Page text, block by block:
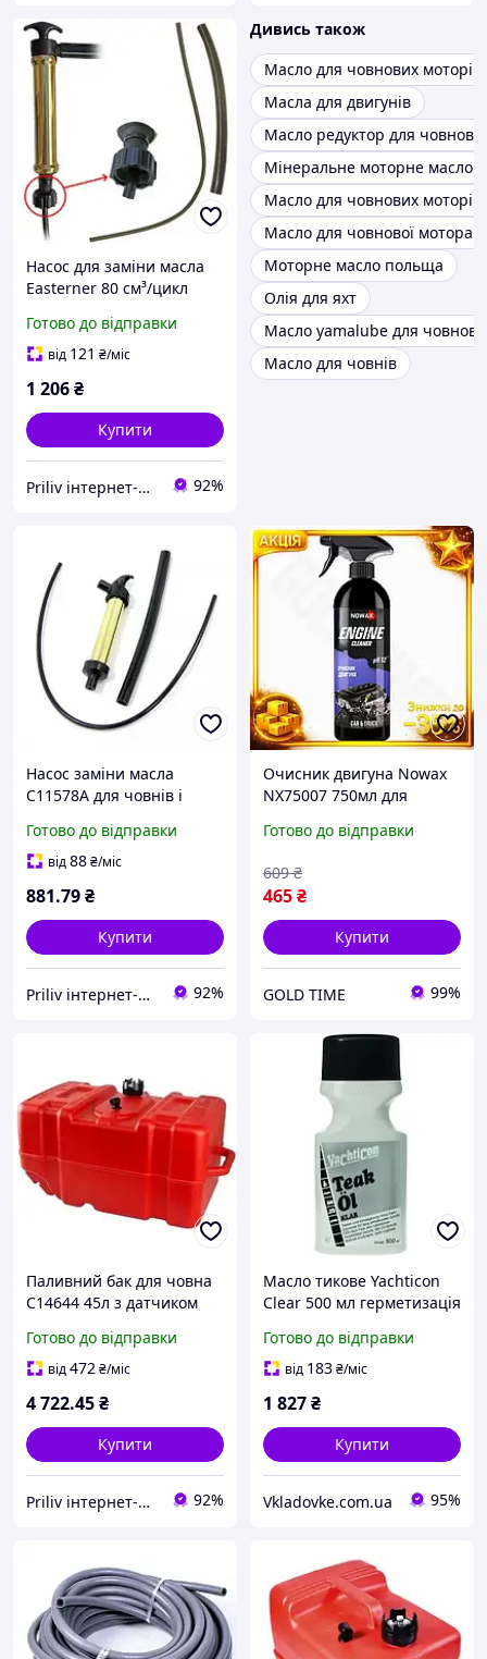
Насос для заміни масла
Easterner 80 см³/цикл
і катерів 203 мм з
адаптером та шлангами
Готово до відправки
від 121 ₴/міс
1 206₴
Купити
Priliv інтернет-магазин 92%
Дивись також
Масло для човнових моторів
Масла для двигунів
Масло редуктор для
Мінеральне моторне масло
Масло для човнових моторів
Масло для човнової мотора
Моторне масло польща
Олія для яхт
Масло yamalube для
Масло для човнів
Насос заміни масла
C11578A для човнів і
надійний легка заміна
масла сумісний з усіма
Готово до відправки
від88₴/міс
881.79₴
Купити
Priliv інтернет-магазин 92%
Очисник двигуна Nowax
NX75007 750мл для
катерів очищення від олії
Готово до відправки
465₴
609 ₴
Купити
GOLD TIME 99%
Паливний бак для човна
C14644 45л з датчиком
678x375x315 масло-
бензостійкий пластик
Готово до відправки
від472₴/міс
4 722.45₴
Купити
Priliv інтернет-магазин 92%
Масло тикове Yachticon
Clear 500 мл герметизація
для яхт катерів лодок
Готово до відправки
від 183₴/міс
1 827₴
Купити
Vkladovke.com.ua 95%